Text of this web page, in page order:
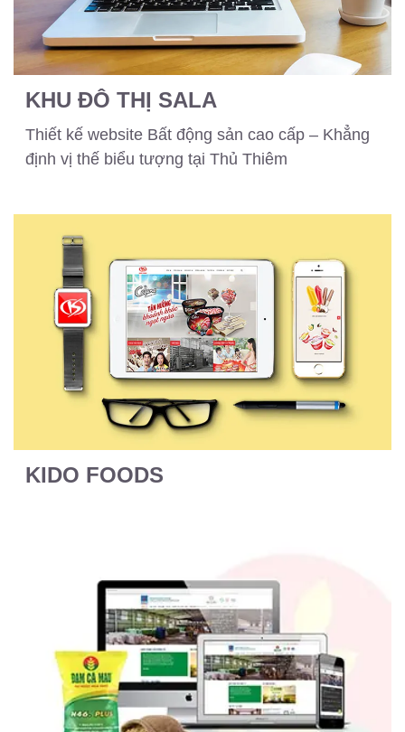
KHU ĐÔ THỊ SALA
Thiết kế website Bất động sản cao cấp – Khẳng
định vị thế biểu tượng tại Thủ Thiêm
KIDO FOODS